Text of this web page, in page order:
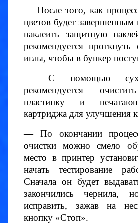
— После того, как процесс
цветов будет
наклеить защитную
рекомендуется
иглы, чтобы в бункер
— С помощью
рекомендуется
пластинку и
картриджа для улучшения
— По окончании
очистки можно смело
место в принтер
начать тестирование
Сначала он будет
закончились чернила,
исправить, зажав на
кнопку «Стоп».